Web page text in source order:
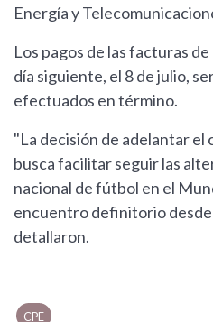
Energía y
Los pagos de las facturas
día siguiente, el 8 de julio,
efectuados en término.
"La decisión de adelantar el
busca facilitar seguir las
nacional de fútbol en el
encuentro definitorio desde
detallaron.
CPE